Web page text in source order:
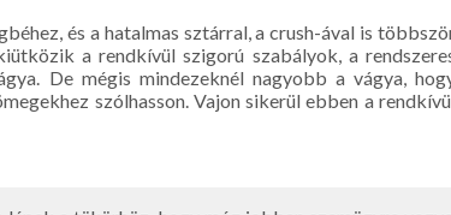
és a hatalmas sztárral, a crush-ával is
a rendkívül szigorú szabályok, a
De mégis mindezeknél nagyobb a vágya,
szólhasson. Vajon sikerül ebben a